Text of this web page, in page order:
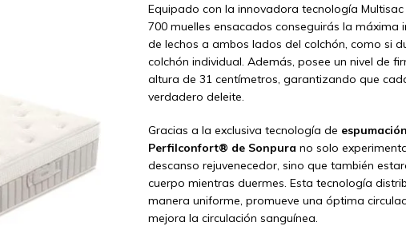
Equipado con la innovadora tecnología
700 muelles ensacados conseguirás la máxima
de lechos a ambos lados del colchón, como si
colchón individual. Además, posee un nivel de
altura de 31 centímetros, garantizando que
verdadero deleite.
Gracias a la exclusiva tecnología de espumación
Perfilconfort® de Sonpura no solo
descanso rejuvenecedor, sino que también
cuerpo mientras duermes. Esta tecnología
manera uniforme, promueve una óptima
mejora la circulación sanguínea.